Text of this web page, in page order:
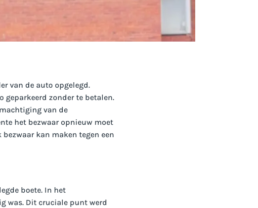
van de auto opgelegd.
geparkeerd zonder te betalen.
van de
het bezwaar opnieuw moet
kan maken tegen een
boete. In het
was. Dit cruciale punt werd